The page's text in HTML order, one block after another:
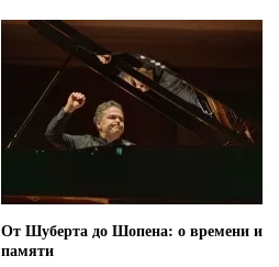
От Шуберта до Шопена: о времени и
памяти